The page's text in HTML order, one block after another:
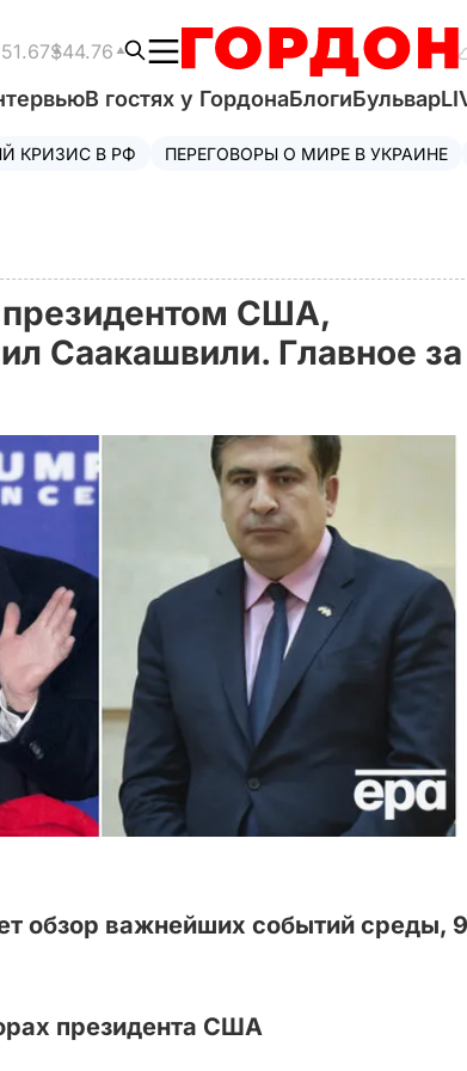
$44.76
В гостях у ГордонаБлогиБульвар
КРИЗИС В РФ ПЕРЕГОВОРЫ О МИРЕ В УКРАИНЕ
США,
Саакашвили. Главное за
обзор важнейших событий среды, 9
президента США